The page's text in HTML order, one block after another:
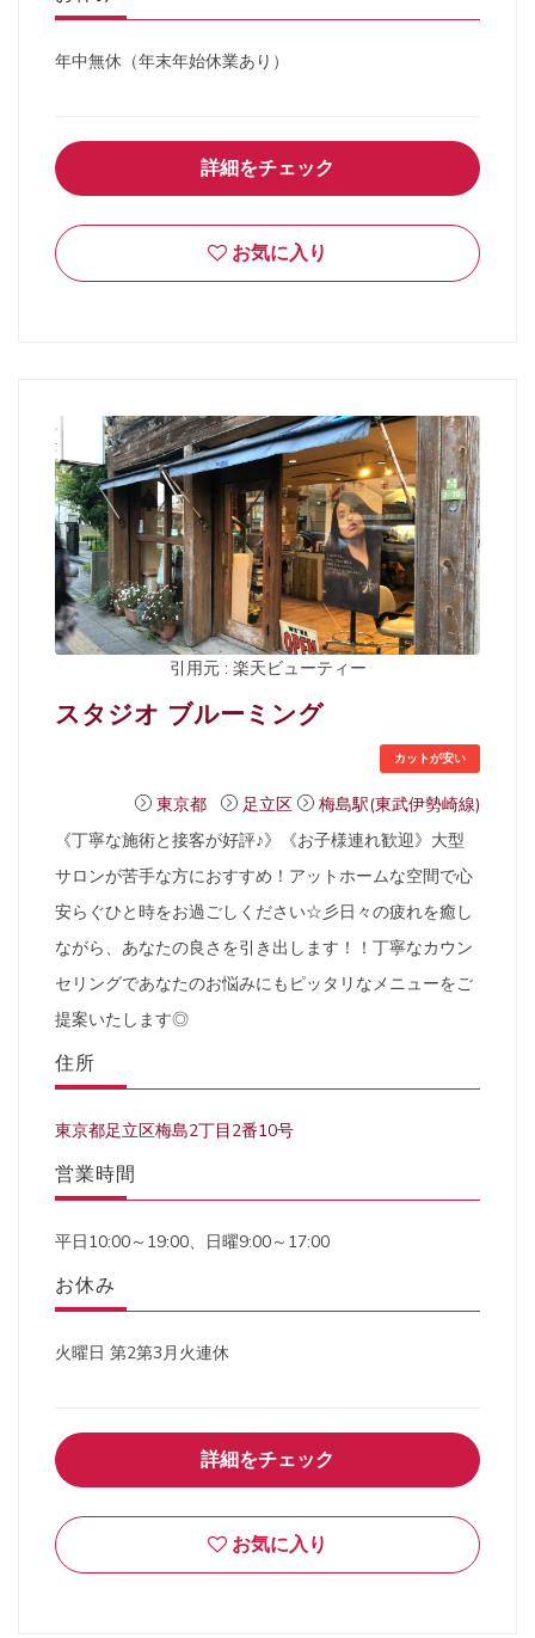
年中無休（年末年始休業あり）
詳細をチェック
お気に入り
引用元 : 楽天ビューティー
スタジオ ブルーミング
カットが安い
東京都 足立区
梅島駅(東武伊勢崎線)
《丁寧な施術と接客が好評♪》《お子様連れ歓迎》大型
サロンが苦手な方におすすめ！アットホームな空間で心
安らぐひと時をお過ごしください☆彡日々の疲れを癒し
ながら、あなたの良さを引き出します！！丁寧なカウン
セリングであなたのお悩みにもピッタリなメニューをご
提案いたします◎
住所
東京都足立区梅島2丁目2番10号
営業時間
平日10:00～19:00、日曜9:00～17:00
お休み
火曜日 第2第3月火連休
詳細をチェック
お気に入り